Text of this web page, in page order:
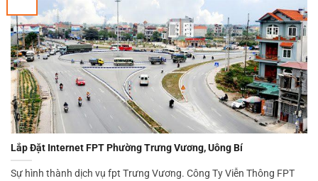
Lắp Đặt Internet FPT Phường Trưng Vương, Uông Bí
Sự hình thành dịch vụ fpt Trưng Vương. Công Ty Viễn Thông FPT